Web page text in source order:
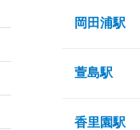
岡田浦駅
萱島駅
香里園駅